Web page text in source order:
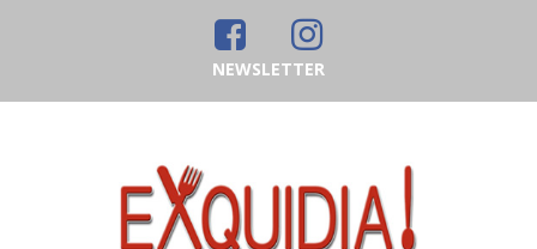
NEWSLETTER